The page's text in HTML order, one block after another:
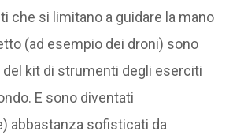
che si limitano a guidare la mano
(ad esempio dei droni) sono
del kit di strumenti degli eserciti
E sono diventati
abbastanza sofisticati da